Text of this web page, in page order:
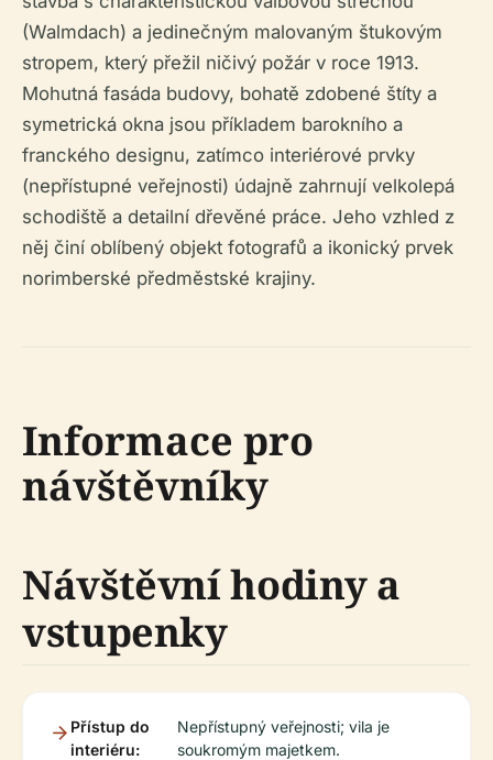
(Walmdach) a jedinečným malovaným štukovým
stropem, který přežil ničivý požár v roce 1913.
Mohutná fasáda budovy, bohatě zdobené štíty a
symetrická okna jsou příkladem barokního a
franckého designu, zatímco interiérové prvky
(nepřístupné veřejnosti) údajně zahrnují velkolepá
schodiště a detailní dřevěné práce. Jeho vzhled z
něj činí oblíbený objekt fotografů a ikonický prvek
norimberské předměstské krajiny.
Informace pro
návštěvníky
Návštěvní hodiny a
vstupenky
Přístup do
interiéru:
Nepřístupný veřejnosti; vila je
soukromým majetkem.